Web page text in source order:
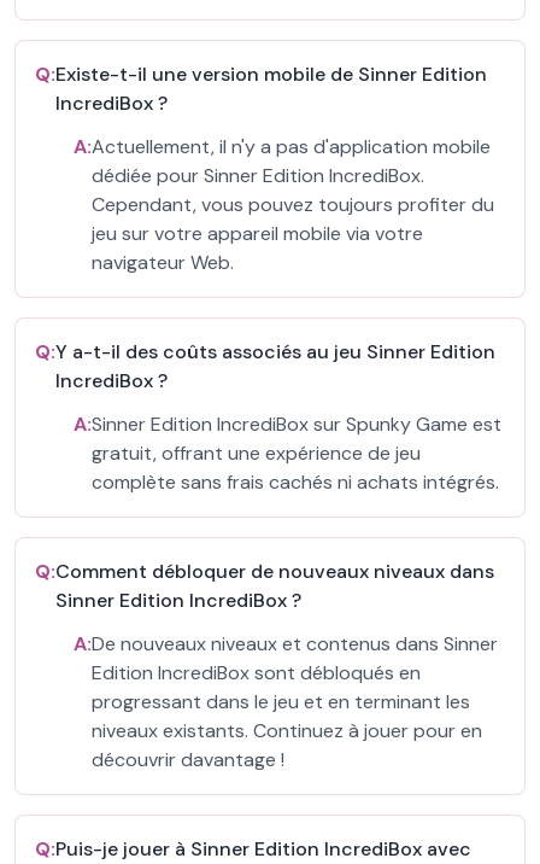
Q:Existe-t-il une version mobile de Sinner Edition
IncrediBox ?
A:Actuellement, il n'y a pas d'application mobile
dédiée pour Sinner Edition IncrediBox.
Cependant, vous pouvez toujours profiter du
jeu sur votre appareil mobile via votre
navigateur Web.
Q:Y a-t-il des coûts associés au jeu Sinner Edition
IncrediBox ?
A:Sinner Edition IncrediBox sur Spunky Game est
gratuit, offrant une expérience de jeu
complète sans frais cachés ni achats intégrés.
Q:Comment débloquer de nouveaux niveaux dans
Sinner Edition IncrediBox ?
A:De nouveaux niveaux et contenus dans Sinner
Edition IncrediBox sont débloqués en
progressant dans le jeu et en terminant les
niveaux existants. Continuez à jouer pour en
découvrir davantage !
Q:Puis-je jouer à Sinner Edition IncrediBox avec